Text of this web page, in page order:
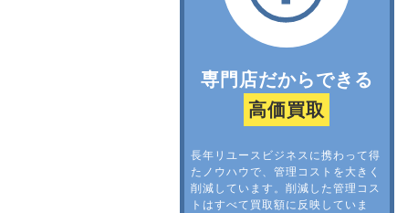
専門店だからできる
高価買取
長年リユースビジネスに携わって得
たノウハウで、管理コストを大きく
削減しています。削減した管理コス
トはすべて買取額に反映していま